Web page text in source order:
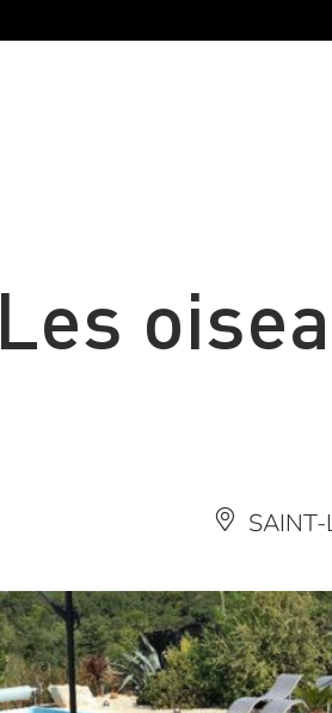
Les